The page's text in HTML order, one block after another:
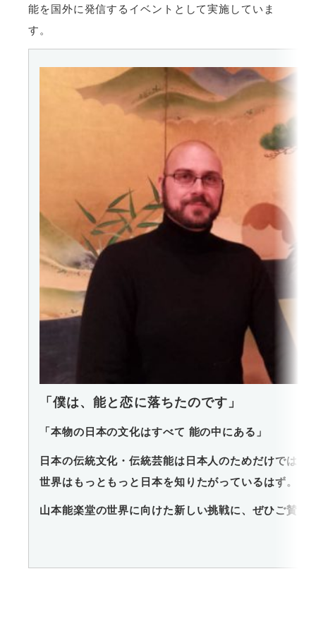
能を国外に発信するイベントとして実施していま
す。
「僕は、能と恋に落ちたのです」
「本物の日本の文化はすべて 能の中にある」
日本の伝統文化・伝統芸能は日本人のためだけではあ
世界はもっともっと日本を知りたがっているはず。
山本能楽堂の世界に向けた新しい挑戦に、ぜひご賛同